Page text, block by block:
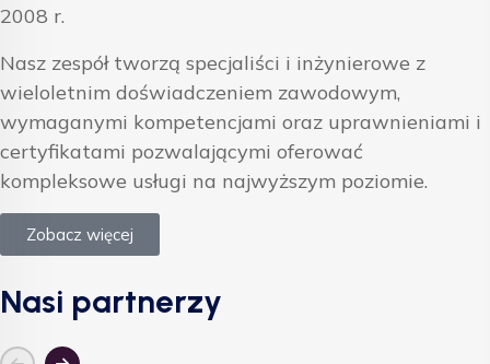
2008 r.
Nasz zespół tworzą specjaliści i inżynierowe z
wieloletnim doświadczeniem zawodowym,
wymaganymi kompetencjami oraz uprawnieniami i
certyfikatami pozwalającymi oferować
kompleksowe usługi na najwyższym poziomie.
Zobacz więcej
Nasi partnerzy